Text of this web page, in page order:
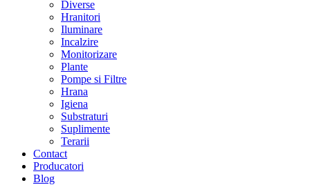
Diverse
Hranitori
Iluminare
Incalzire
Monitorizare
Plante
Pompe si Filtre
Hrana
Igiena
Substraturi
Suplimente
Terarii
Contact
Producatori
Blog